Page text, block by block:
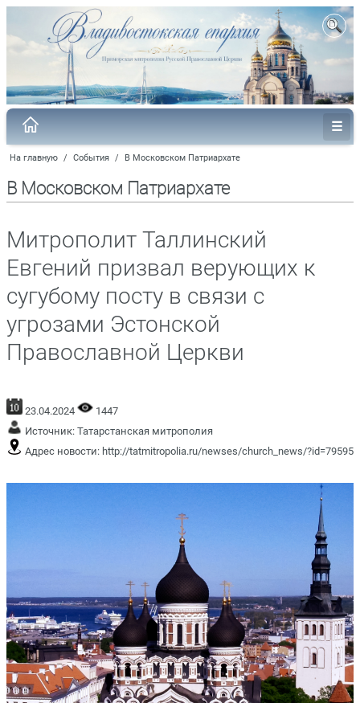
На главную / События / В Московском Патриархате
В Московском Патриархате
Митрополит Таллинский
Евгений призвал верующих к
сугубому посту в связи с
угрозами Эстонской
Православной Церкви
23.04.2024
1447
Источник: Татарстанская митрополия
Адрес новости: http://tatmitropolia.ru/newses/church_news/?id=79595